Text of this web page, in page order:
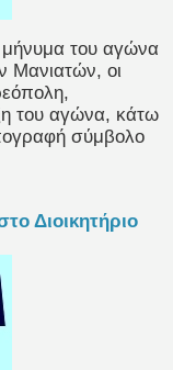
μήνυμα του αγώνα
Μανιατών, οι
του αγώνα, κάτω
σύμβολο
Διοικητήριο